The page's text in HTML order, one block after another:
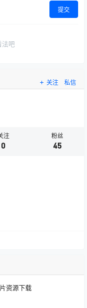
提交
法吧
关注 私信
注
0
粉丝
45
资源下载